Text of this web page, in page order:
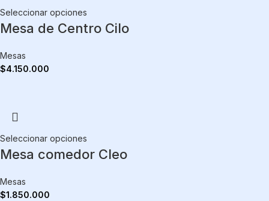
Seleccionar opciones
Mesa de Centro Cilo
Mesas
$4.150.000
Seleccionar opciones
Mesa comedor Cleo
Mesas
$1.850.000